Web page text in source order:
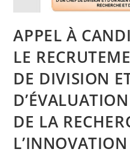
APPEL À
LE
DE DIVISION
DE LA
L’INNOVATION